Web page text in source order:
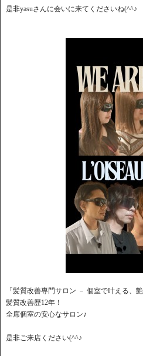
是非yasuさんに会いに来てくださいね(^^♪
「髪質改善専門サロン － 個室で叶える、
髪質改善歴12年！
全席個室の安心なサロン♪
是非ご来店ください(^^♪